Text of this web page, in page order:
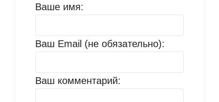
Ваше имя:
Ваш Email (не обязательно):
Ваш комментарий: